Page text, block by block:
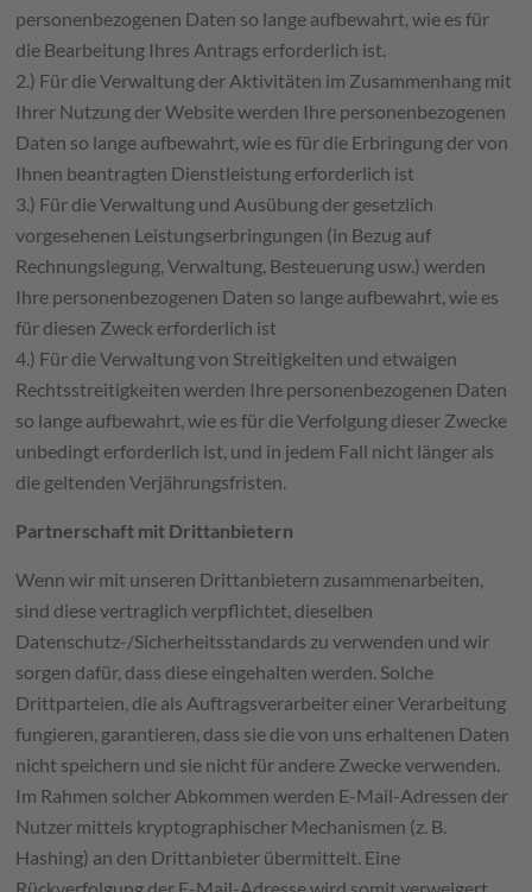
personenbezogenen Daten so lange aufbewahrt, wie es für
die Bearbeitung Ihres Antrags erforderlich ist.
2.) Für die Verwaltung der Aktivitäten im Zusammenhang mit
Ihrer Nutzung der Website werden Ihre personenbezogenen
Daten so lange aufbewahrt, wie es für die Erbringung der von
Ihnen beantragten Dienstleistung erforderlich ist
3.) Für die Verwaltung und Ausübung der gesetzlich
vorgesehenen Leistungserbringungen (in Bezug auf
Rechnungslegung, Verwaltung, Besteuerung usw.) werden
Ihre personenbezogenen Daten so lange aufbewahrt, wie es
für diesen Zweck erforderlich ist
4.) Für die Verwaltung von Streitigkeiten und etwaigen
Rechtsstreitigkeiten werden Ihre personenbezogenen Daten
so lange aufbewahrt, wie es für die Verfolgung dieser Zwecke
unbedingt erforderlich ist, und in jedem Fall nicht länger als
die geltenden Verjährungsfristen.
Partnerschaft mit Drittanbietern
Wenn wir mit unseren Drittanbietern zusammenarbeiten,
sind diese vertraglich verpflichtet, dieselben
Datenschutz-/Sicherheitsstandards zu verwenden und wir
sorgen dafür, dass diese eingehalten werden. Solche
Drittparteien, die als Auftragsverarbeiter einer Verarbeitung
fungieren, garantieren, dass sie die von uns erhaltenen Daten
nicht speichern und sie nicht für andere Zwecke verwenden.
Im Rahmen solcher Abkommen werden E-Mail-Adressen der
Nutzer mittels kryptographischer Mechanismen (z. B.
Hashing) an den Drittanbieter übermittelt. Eine